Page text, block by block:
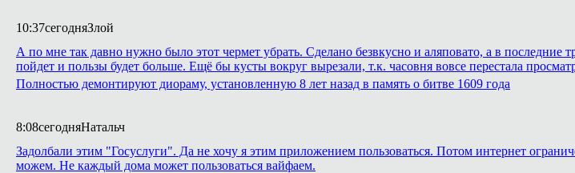
10:37сегодняЗлой
А по мне так давно нужно было этот чермет убрать. Сделано безвкусно и аляповато, а в
пойдет и пользы будет больше. Ещё бы кусты вокруг вырезали, т.к. часовня вовсе перестала
Полностью демонтируют диораму, установленную 8 лет назад в память о битве 1609 года
8:08сегодняНатальч
Задолбали этим "Госуслуги". Да не хочу я этим приложением пользоваться. Потом интернет
можем. Не каждый дома может пользоваться вайфаем.